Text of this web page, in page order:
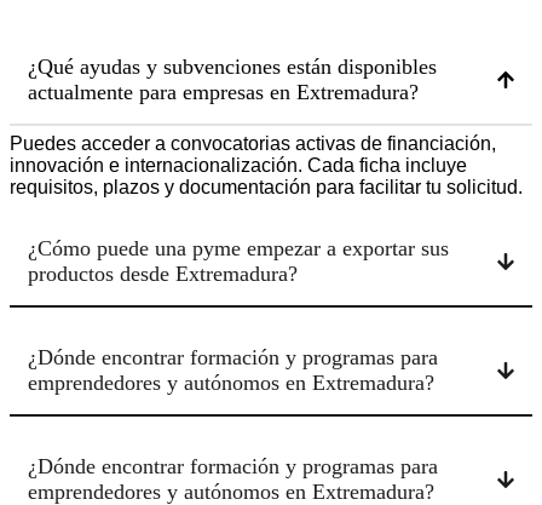
¿Qué ayudas y subvenciones están disponibles
actualmente para empresas en Extremadura?
Puedes acceder a convocatorias activas de financiación,
innovación e internacionalización. Cada ficha incluye
requisitos, plazos y documentación para facilitar tu solicitud.
¿Cómo puede una pyme empezar a exportar sus
productos desde Extremadura?
¿Dónde encontrar formación y programas para
emprendedores y autónomos en Extremadura?
¿Dónde encontrar formación y programas para
emprendedores y autónomos en Extremadura?